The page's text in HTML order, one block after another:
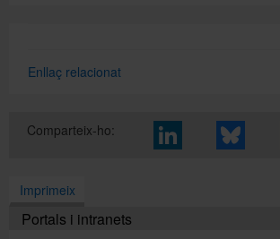
Enllaç relacionat
Comparteix-ho:
Imprimeix
Portals i intranets